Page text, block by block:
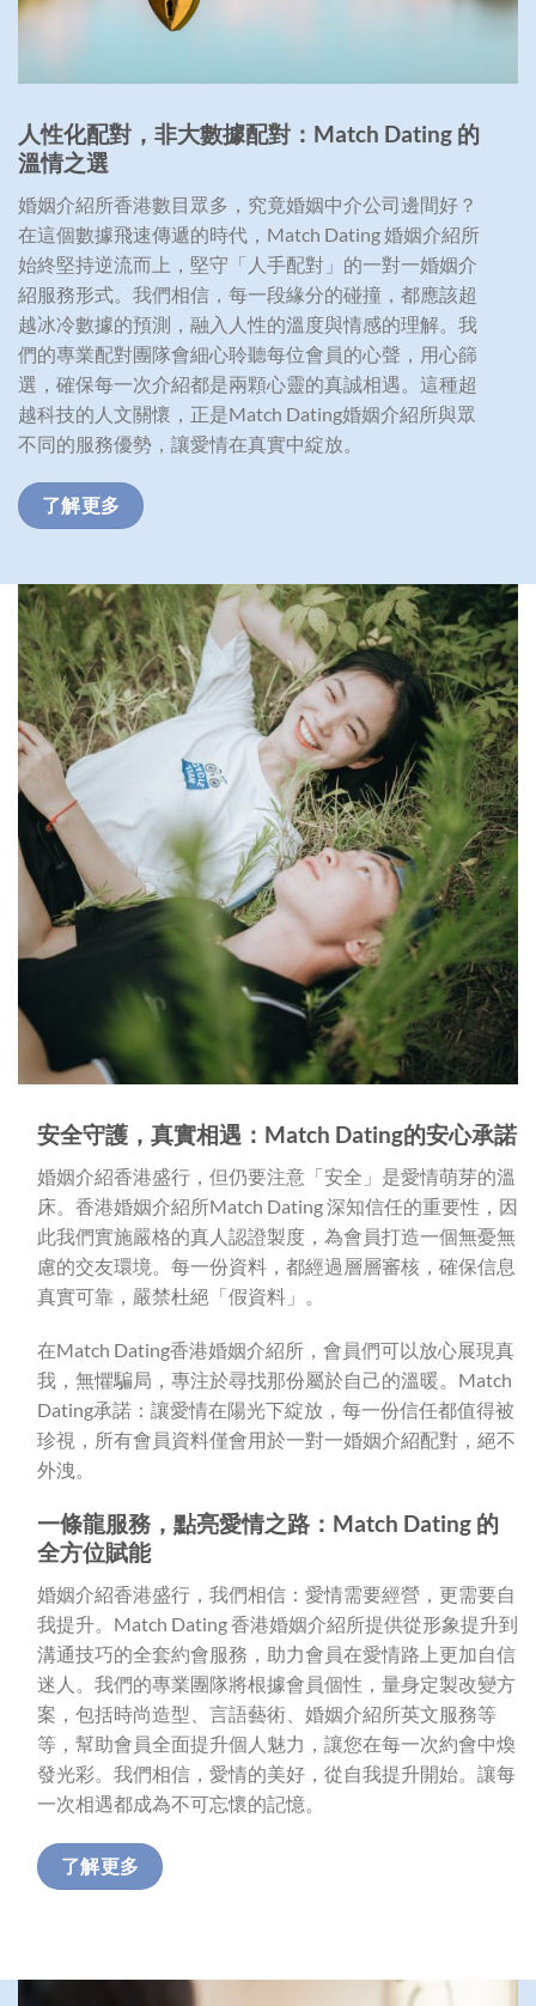
人性化配對，非大數據配對： Match Dating 的
溫情之選
婚姻介紹所香港數目眾多，究竟婚姻中介公司邊間好？
在這個數據飛速傳遞的時代，Match Dating 婚姻介紹所
始終堅持逆流而上，堅守「人手配對」的一對一婚姻介
紹服務形式。我們相信，每一段緣分的碰撞，都應該超
越冰冷數據的預測，融入人性的溫度與情感的理解。我
們的專業配對團隊會細心聆聽每位會員的心聲，用心篩
選，確保每一次介紹都是兩顆心靈的真誠相遇。這種超
越科技的人文關懷，正是Match Dating婚姻介紹所與眾
不同的服務優勢，讓愛情在真實中綻放。
了解更多
安全守護，真實相遇： Match Dating的安心承諾
婚姻介紹香港盛行，但仍要注意「安全」是愛情萌芽的溫
床。香港婚姻介紹所Match Dating 深知信任的重要性，因
此我們實施嚴格的真人認證製度，為會員打造一個無憂無
慮的交友環境。每一份資料，都經過層層審核，確保信息
真實可靠，嚴禁杜絕「假資料」。
在Match Dating香港婚姻介紹所，會員們可以放心展現真
我，無懼騙局，專注於尋找那份屬於自己的溫暖。Match
Dating承諾：讓愛情在陽光下綻放，每一份信任都值得被
珍視，所有會員資料僅會用於一對一婚姻介紹配對，絕不
外洩。
一條龍服務，點亮愛情之路： Match Dating 的
全方位賦能
婚姻介紹香港盛行，我們相信：愛情需要經營，更需要自
我提升。Match Dating 香港婚姻介紹所提供從形象提升到
溝通技巧的全套約會服務，助力會員在愛情路上更加自信
迷人。我們的專業團隊將根據會員個性，量身定製改變方
案，包括時尚造型、言語藝術、婚姻介紹所英文服務等
等，幫助會員全面提升個人魅力，讓您在每一次約會中煥
發光彩。我們相信，愛情的美好，從自我提升開始。讓每
一次相遇都成為不可忘懷的記憶。
了解更多